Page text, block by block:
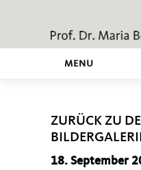
MENU
ZURÜCK ZU
18. September